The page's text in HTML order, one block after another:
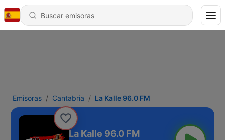
Emisoras Cantabria La Kalle 96.0 FM
La Kalle 96.0 FM